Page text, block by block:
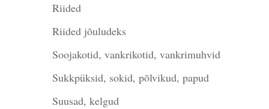
Riided
Riided jõuludeks
Soojakotid, vankrikotid, vankrimuhvid
Sukkpüksid, sokid, põlvikud, papud
Suusad, kelgud